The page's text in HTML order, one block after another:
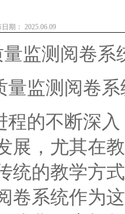
期： 2025.06.09
监测阅卷
监测阅卷系
的不断深入
展，尤其在
统的教学方
卷系统作为